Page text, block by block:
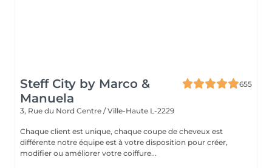
Steff City by Marco &
Manuela
655
3, Rue du Nord Centre / Ville-Haute L-2229
Chaque client est unique, chaque coupe de cheveux est
différente notre équipe est à votre disposition pour créer,
modifier ou améliorer votre coiffure...